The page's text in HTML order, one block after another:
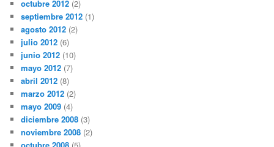
octubre 2012 (2)
septiembre 2012 (1)
agosto 2012 (2)
julio 2012 (6)
junio 2012 (10)
mayo 2012 (7)
abril 2012 (8)
marzo 2012 (2)
mayo 2009 (4)
diciembre 2008 (3)
noviembre 2008 (2)